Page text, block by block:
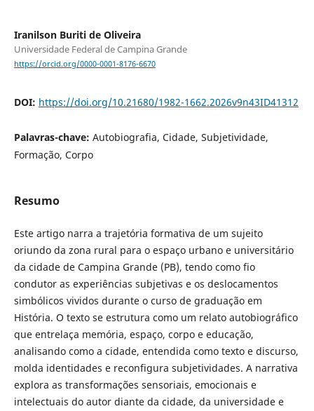
Iranilson Buriti de Oliveira
Universidade Federal de Campina Grande
https://orcid.org/0000-0001-8176-6670
DOI: https://doi.org/10.21680/1982-1662.2026v9n43ID41312
Palavras-chave: Autobiografia, Cidade, Subjetividade,
Formação, Corpo
Resumo
Este artigo narra a trajetória formativa de um sujeito
oriundo da zona rural para o espaço urbano e universitário
da cidade de Campina Grande (PB), tendo como fio
condutor as experiências subjetivas e os deslocamentos
simbólicos vividos durante o curso de graduação em
História. O texto se estrutura como um relato autobiográfico
que entrelaça memória, espaço, corpo e educação,
analisando como a cidade, entendida como texto e discurso,
molda identidades e reconfigura subjetividades. A narrativa
explora as transformações sensoriais, emocionais e
intelectuais do autor diante da cidade, da universidade e